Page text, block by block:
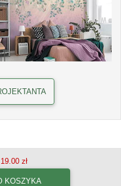
19.00 zł
KOSZYKA